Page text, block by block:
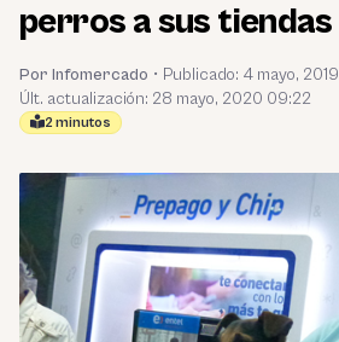
perros a sus tiendas
Por Infomercado • Publicado: 4 mayo, 2019
Últ. actualización: 28 mayo, 2020 09:22
2 minutos